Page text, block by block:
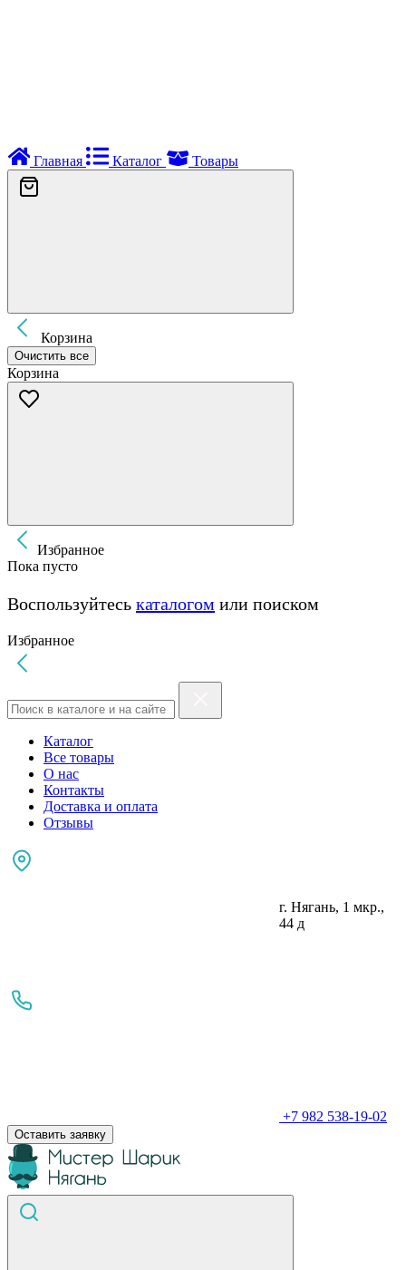
Главная Каталог Товары
Корзина
Очистить все
Корзина
Избранное
Пока пусто
Воспользуйтесь каталогом или поиском
Избранное
Каталог
Все товары
О нас
Контакты
Доставка и оплата
Отзывы
г. Нягань, 1 мкр.,
44 д
+7 982 538-19-02
Оставить заявку